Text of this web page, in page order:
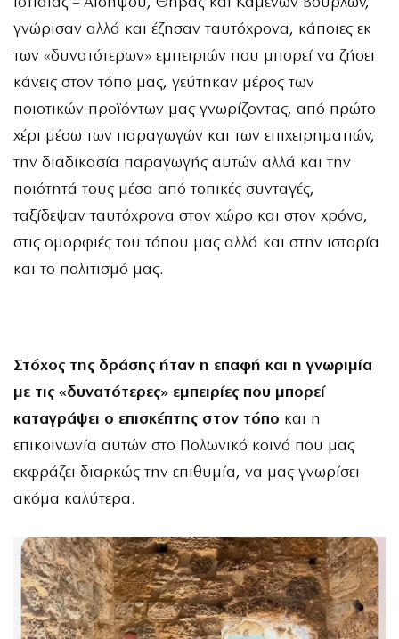
γνώρισαν αλλά και έζησαν ταυτόχρονα, κάποιες εκ
των «δυνατότερων» εμπειριών που μπορεί να ζήσει
κάνεις στον τόπο μας, γεύτηκαν μέρος των
ποιοτικών προϊόντων μας γνωρίζοντας, από πρώτο
χέρι μέσω των παραγωγών και των επιχειρηματιών,
την διαδικασία παραγωγής αυτών αλλά και την
ποιότητά τους μέσα από τοπικές συνταγές,
ταξίδεψαν ταυτόχρονα στον χώρο και στον χρόνο,
στις ομορφιές του τόπου μας αλλά και στην ιστορία
και το πολιτισμό μας.
Στόχος της δράσης ήταν η επαφή και η γνωριμία
με τις «δυνατότερες» εμπειρίες που μπορεί
καταγράψει ο επισκέπτης στον τόπο και η
επικοινωνία αυτών στο Πολωνικό κοινό που μας
εκφράζει διαρκώς την επιθυμία, να μας γνωρίσει
ακόμα καλύτερα.